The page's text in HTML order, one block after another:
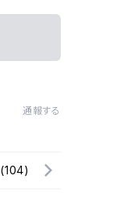
通報する
(104)